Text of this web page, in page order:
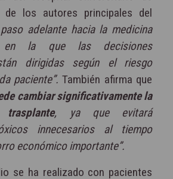
de los autores principales del
paso adelante hacia la medicina
en la que las decisiones
dirigidas según el riesgo
paciente”. También afirma que
cambiar significativamente la
, ya que evitará
innecesarios al tiempo
económico importante”.
se ha realizado con pacientes